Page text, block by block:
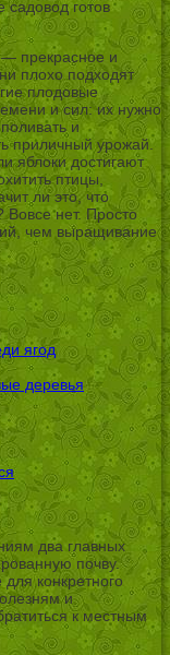
садовод готов
прекрасное и
плохо подходят
плодовые
и сил: их нужно
и
приличный урожай.
яблоки достигают
птицы,
ли это, что
нет. Просто
чем выращивание
ягод
деревья
два главных
почву.
конкретного
и
к местным